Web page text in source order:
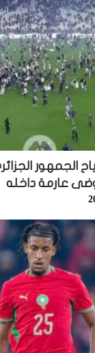
الجمهور
عارمة داخله